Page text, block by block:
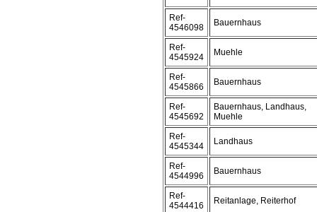
Ref-
4546098
Bauernhaus
Ref-
4545924
Muehle
Ref-
4545866
Bauernhaus
Ref-
4545692
Bauernhaus, Landhaus,
Muehle
Ref-
4545344
Landhaus
Ref-
4544996
Bauernhaus
Ref-
4544416
Reitanlage, Reiterhof